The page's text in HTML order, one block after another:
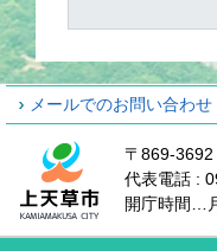
メールでのお問い合わせ
〒869-
代表電話 :
開庁時間…